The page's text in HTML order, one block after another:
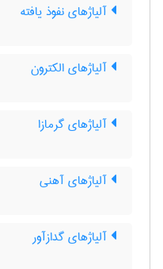
آلیاژهای نفوذ یافته
آلیاژهای الکترون
آلیاژهای گرمازا
آلیاژهای آهنی
آلیاژهای گدازآور